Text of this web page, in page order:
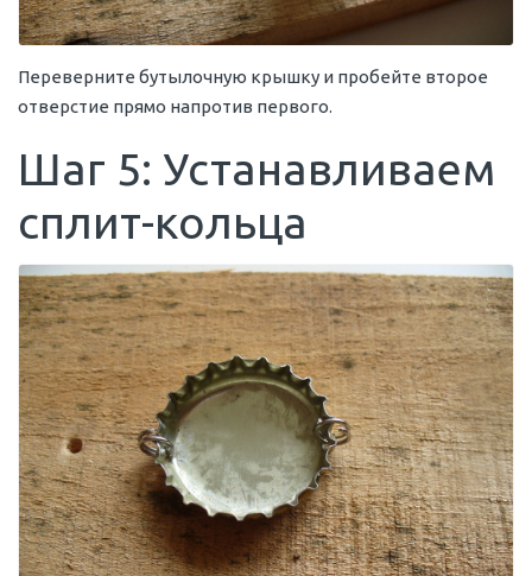
Переверните бутылочную крышку и пробейте второе
отверстие прямо напротив первого.
Шаг 5: Устанавливаем
сплит-кольца